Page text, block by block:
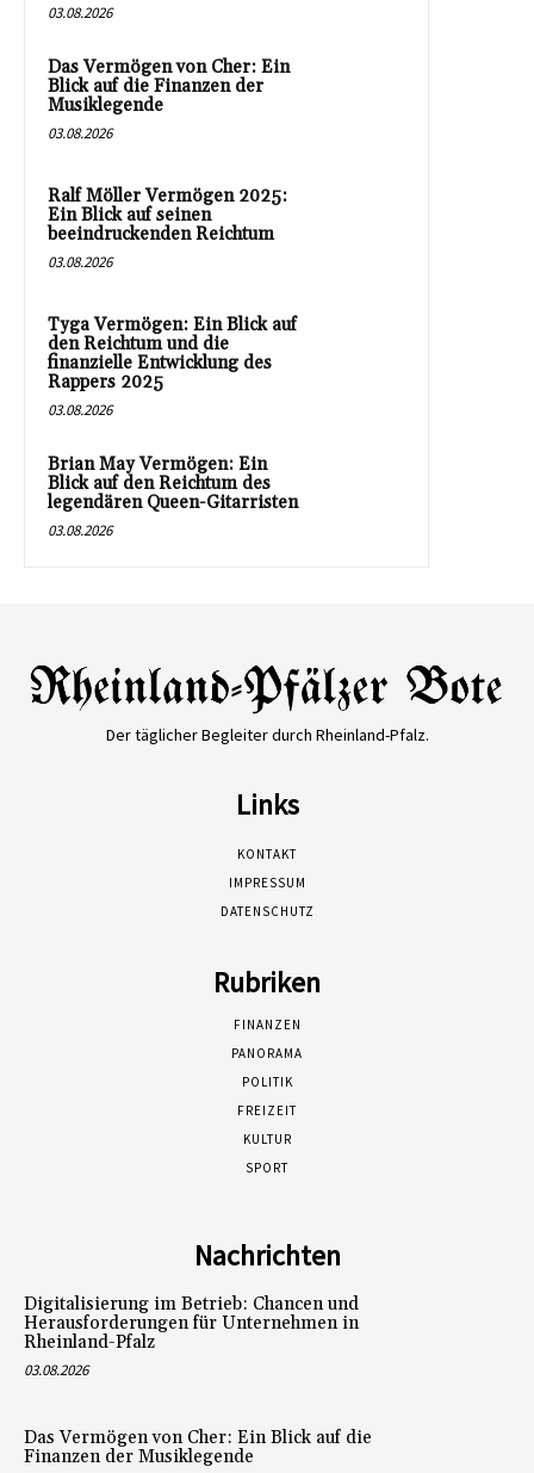
03.08.2026
Das Vermögen von Cher: Ein
Blick auf die Finanzen der
Musiklegende
03.08.2026
Ralf Möller Vermögen 2025:
Ein Blick auf seinen
beeindruckenden Reichtum
03.08.2026
Tyga Vermögen: Ein Blick auf
den Reichtum und die
finanzielle Entwicklung des
Rappers 2025
03.08.2026
Brian May Vermögen: Ein
Blick auf den Reichtum des
legendären Queen-Gitarristen
03.08.2026
Der täglicher Begleiter durch Rheinland-Pfalz.
Links
KONTAKT
IMPRESSUM
DATENSCHUTZ
Rubriken
FINANZEN
PANORAMA
POLITIK
FREIZEIT
KULTUR
SPORT
Nachrichten
Digitalisierung im Betrieb: Chancen und
Herausforderungen für Unternehmen in
Rheinland-Pfalz
03.08.2026
Das Vermögen von Cher: Ein Blick auf die
Finanzen der Musiklegende